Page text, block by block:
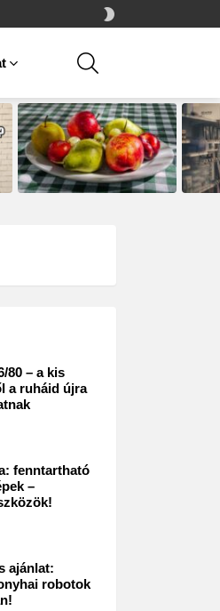
SKIN
80 – a kis
a ruháid újra
fenntartható
–
ajánlat:
robotok